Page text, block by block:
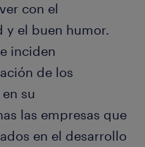
con el
el buen humor.
inciden
de los
su
las empresas que
en el desarrollo